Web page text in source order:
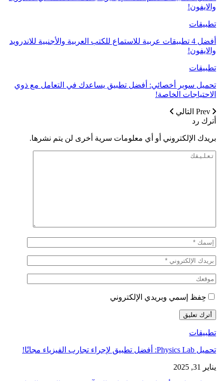
والايفون!
تطبيقات
أفضل 4 تطبيقات عربية للاستماع للكتب العربية والأجنبية للاندرويد
والايفون!
تطبيقات
تحميل سوبر أخصائي: أفضل تطبيق يساعدك في التعامل مع ذوي
الاحتياجات الخاصة!
التالي
أترك رد
بريدك الإلكتروني أو أي معلومات سرية أخرى لن يتم نشرها.
حِفظ إسمي وبريدي الإلكتروني
تطبيقات
تحميل Physics Lab: أفضل تطبيق لإجراء تجارب الفيزياء مجانًا!
يناير 31, 2025